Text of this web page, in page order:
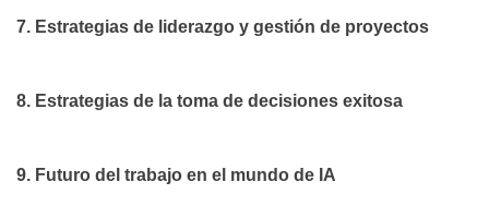
7. Estrategias de liderazgo y gestión de proyectos
8. Estrategias de la toma de decisiones exitosa
9. Futuro del trabajo en el mundo de IA